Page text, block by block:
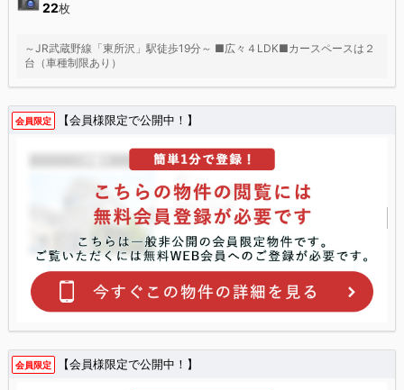
22枚
～JR武蔵野線「東所沢」駅徒歩19分～ ■広々４LDK■カースペースは２
台（車種制限あり）
会員限定 【会員様限定で公開中！】
会員限定 【会員様限定で公開中！】